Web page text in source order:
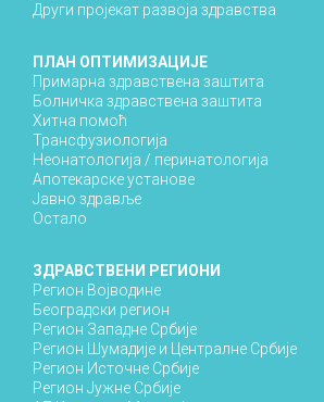
Други пројекат развоја здравства
ПЛАН ОПТИМИЗАЦИЈЕ
Примарна здравствена заштита
Болничка здравствена заштита
Хитна помоћ
Трансфузиологија
Неонатологија / перинатологија
Апотекарске установе
Јавно здравље
Остало
ЗДРАВСТВЕНИ РЕГИОНИ
Регион Војводине
Београдски регион
Регион Западне Србије
Регион Шумадије и Централне Србије
Регион Источне Србије
Регион Јужне Србије